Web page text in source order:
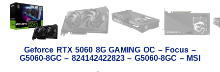
Geforce RTX 5060 8G GAMING OC – Focus –
G5060-8GC – 824142422823 – G5060-8GC – MSI